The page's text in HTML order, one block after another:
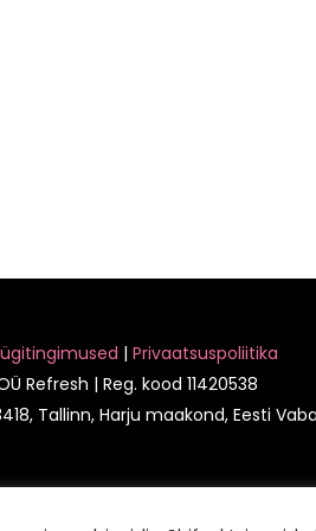
| Privaatsuspoliitika
Refresh | Reg. kood 11420538
Tallinn, Harju maakond, Eesti